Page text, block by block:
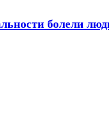
болели